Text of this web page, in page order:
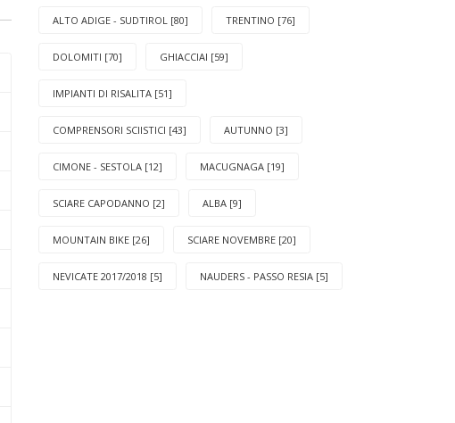
ALTO ADIGE - SUDTIROL [80] TRENTINO [76]
DOLOMITI [70] GHIACCIAI [59]
IMPIANTI DI RISALITA [51]
COMPRENSORI SCIISTICI [43] AUTUNNO [3]
CIMONE - SESTOLA [12] MACUGNAGA [19]
SCIARE CAPODANNO [2] ALBA [9]
MOUNTAIN BIKE [26] SCIARE NOVEMBRE [20]
NEVICATE 2017/2018 [5] NAUDERS - PASSO RESIA [5]